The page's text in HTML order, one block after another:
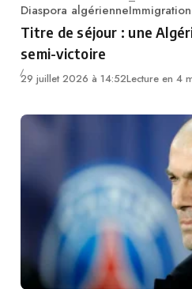
Category
Diaspora algérienneImmigration
Titre de séjour : une
semi-victoire
29 juillet 2026 à 14:52Lecture en 4